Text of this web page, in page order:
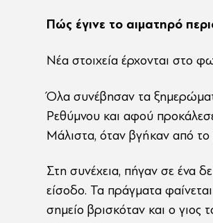
Πώς έγινε το αιματηρό
Νέα στοιχεία έρχονται στο
Όλα συνέβησαν τα
Ρεθύμνου και αφού
Μάλιστα, όταν βγήκαν από
Στη συνέχεια, πήγαν σε ένα
είσοδο. Τα πράγματα
σημείο βρισκόταν και ο γιος